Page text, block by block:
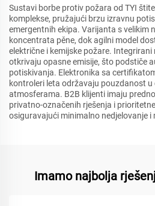
Sustavi borbe protiv požara od TYI
komplekse, pružajući brzu izravnu
emergentnih ekipa. Varijanta s velikim
koncentrata pěne, dok agilni model
električne i kemijske požare.
otkrivaju opasne emisije, što podstiče
potiskivanja. Elektronika sa
kontroleri leta održavaju pouzdanost
atmosferama. B2B klijenti imaju
privatno-označenih rješenja i
osiguravajući minimalno nedjelovanje
Imamo najbolja